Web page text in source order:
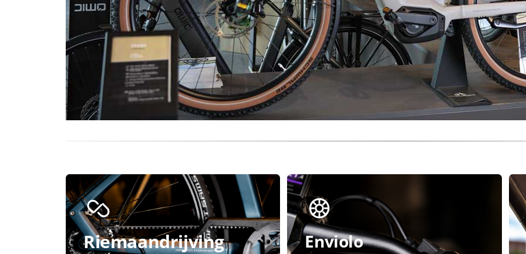
Riemaandrijving Enviolo